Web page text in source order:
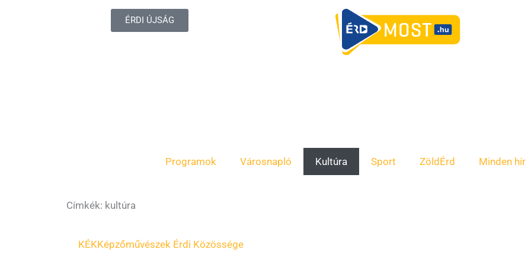
ÉRDI ÚJSÁG
Programok Városnapló Kultúra Sport ZöldÉrd Minden hír
Címkék: kultúra
KÉKKépzőművészek Érdi Közössége